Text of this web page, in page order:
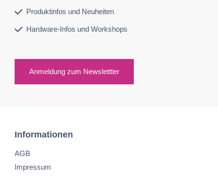
Produktinfos und Neuheiten
Hardware-Infos und Workshops
Anmeldung zum Newslettter
Informationen
AGB
Impressum